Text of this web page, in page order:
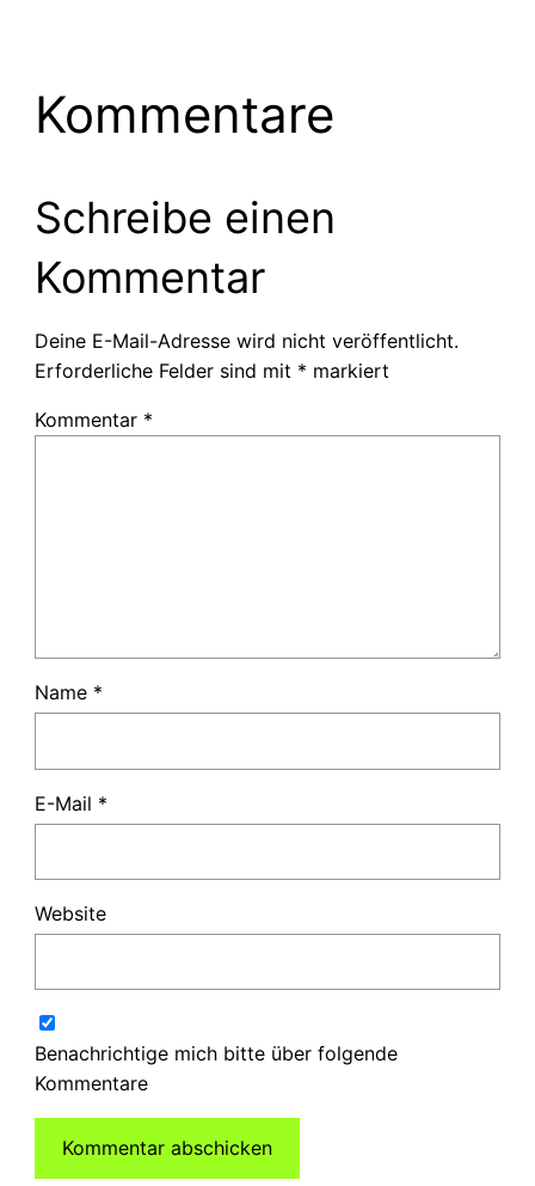
Kommentare
Schreibe einen
Kommentar
Deine E-Mail-Adresse wird nicht veröffentlicht.
Erforderliche Felder sind mit * markiert
Kommentar *
Name *
E-Mail *
Website
Benachrichtige mich bitte über folgende
Kommentare